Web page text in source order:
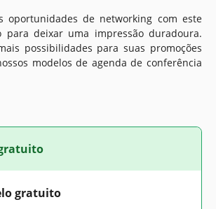
oportunidades de networking com este
para deixar uma impressão duradoura.
possibilidades para suas promoções
modelos de agenda de conferência
gratuito